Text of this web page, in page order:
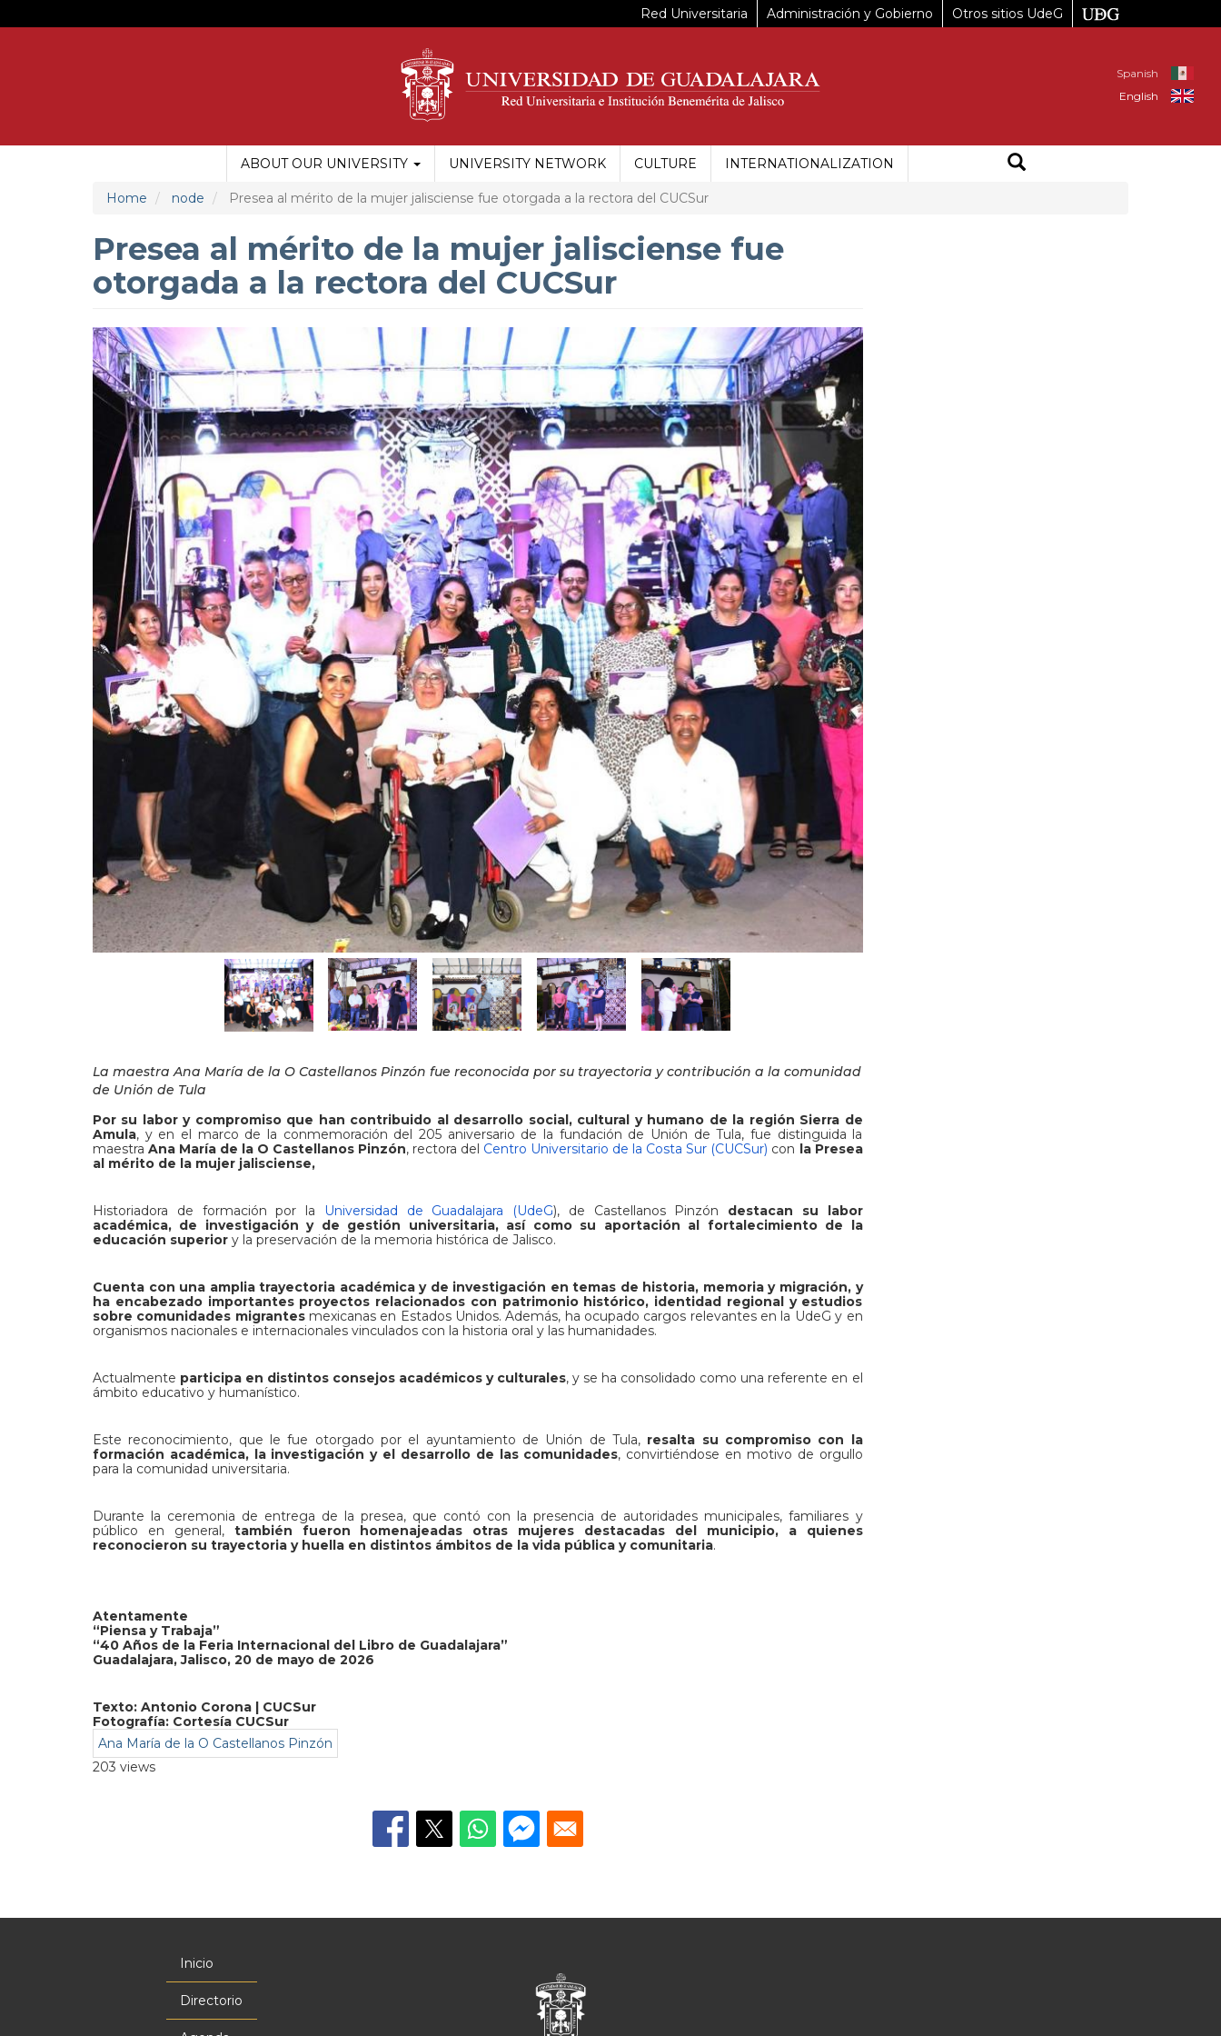
to
Red Universitaria Administración y Gobierno Otros sitios UdeG
Spanish
English
MAIN
MENU
UDG
ABOUT OUR UNIVERSITY UNIVERSITY NETWORK CULTURE INTERNATIONALIZATION
Home node Presea al mérito de la mujer jalisciense fue otorgada a la rectora del CUCSur
Presea al mérito de la mujer jalisciense fue
otorgada a la rectora del CUCSur
La maestra Ana María de la O Castellanos Pinzón fue reconocida por su trayectoria y contribución a la comunidad
de Unión de Tula
Por su labor y compromiso que han contribuido al desarrollo social, cultural y humano de la región Sierra de
Amula, y en el marco de la conmemoración del 205 aniversario de la fundación de Unión de Tula, fue distinguida la
maestraAna María de la O Castellanos Pinzón, rectora del Centro Universitario de la Costa Sur (CUCSur) con la Presea
al mérito de la mujer jalisciense,
Historiadora de formación por la Universidad de Guadalajara (UdeG), de Castellanos Pinzón destacan su labor
académica, de investigación y de gestión universitaria, así como su aportación al fortalecimiento de la
educación superior y la preservación de la memoria histórica de Jalisco.
Cuenta con una amplia trayectoria académica y de investigación en temas de historia, memoria y migración, y
ha encabezado importantes proyectos relacionados con patrimonio histórico, identidad regional y estudios
sobre comunidades migrantes mexicanas en Estados Unidos. Además, ha ocupado cargos relevantes en la UdeG y en
organismos nacionales e internacionales vinculados con la historia oral y las humanidades.
Actualmente participa en distintos consejos académicos y culturales, y se ha consolidado como una referente en el
ámbito educativo y humanístico.
Este reconocimiento, que le fue otorgado por el ayuntamiento de Unión de Tula, resalta su compromiso con la
formación académica, la investigación y el desarrollo de las comunidades, convirtiéndose en motivo de orgullo
para la comunidad universitaria.
Durante la ceremonia de entrega de la presea, que contó con la presencia de autoridades municipales, familiares y
público en general,también fueron homenajeadas otras mujeres destacadas del municipio, a quienes
reconocieron su trayectoria y huella en distintos ámbitos de la vida pública y comunitaria.
Atentamente
“Piensa y Trabaja”
“40 Años de la Feria Internacional del Libro de Guadalajara”
Guadalajara, Jalisco, 20 de mayo de 2026
Texto: Antonio Corona | CUCSur
Fotografía: Cortesía CUCSur
Ana María de la O Castellanos Pinzón
203 views
principal
Inicio
Directorio